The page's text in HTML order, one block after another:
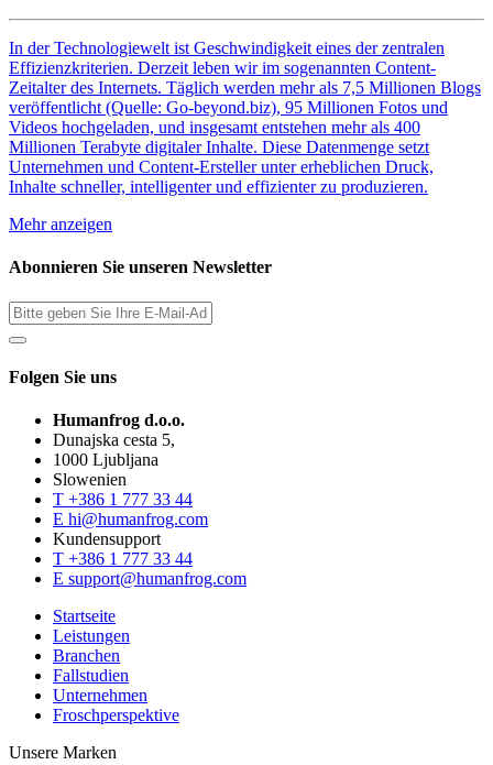
In der Technologiewelt ist Geschwindigkeit eines der zentralen
Effizienzkriterien. Derzeit leben wir im sogenannten Content-
Zeitalter des Internets. Täglich werden mehr als 7,5 Millionen Blogs
veröffentlicht (Quelle: Go-beyond.biz), 95 Millionen Fotos und
Videos hochgeladen, und insgesamt entstehen mehr als 400
Millionen Terabyte digitaler Inhalte. Diese Datenmenge setzt
Unternehmen und Content-Ersteller unter erheblichen Druck,
Inhalte schneller, intelligenter und effizienter zu produzieren.
Mehr anzeigen
Abonnieren Sie unseren Newsletter
Folgen Sie uns
Humanfrog d.o.o.
Dunajska cesta 5,
1000 Ljubljana
Slowenien
T +386 1 777 33 44
E hi@humanfrog.com
Kundensupport
T +386 1 777 33 44
E support@humanfrog.com
Startseite
Leistungen
Branchen
Fallstudien
Unternehmen
Froschperspektive
Unsere Marken